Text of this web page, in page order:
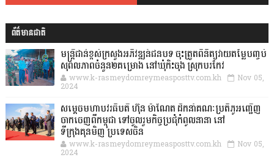
ព័ត៌មានជាតិ
មន្ត្រីជាន់ខ្ពស់ក្រសួងអភិវឌ្ឍន៍ជនបទ ចុះត្រួតពិនិត្យវាយតម្លៃបញ្ចប់
សុពលភាពចំនួន២គម្រោង នៅឃុំកិះចុង ស្រុកបរកែវ
www.k-rasmeydomreymeasposttv.com.kh Nov 05,
2024
សម្តេចមហាបវរធិបតី ហ៊ុន ម៉ាណែត ដឹកនាំគណៈប្រតិភូអញ្ជើញ
ចាកចេញពីកម្ពុជា ទៅចូលរួមកិច្ចប្រជុំកំពូលនានា នៅ
ទីក្រុងគុនមិញ ប្រទេសចិន
www.k-rasmeydomreymeasposttv.com.kh Nov 05,
2024